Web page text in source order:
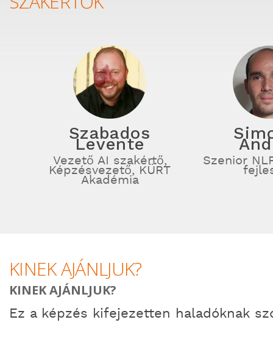
Szabados
Levente
Vezető AI szakértő,
Képzésvezető, KÜRT
Akadémia
Szenior
KINEK AJÁNLJUK?
KINEK AJÁNLJUK?
Ez a képzés kifejezetten haladóknak